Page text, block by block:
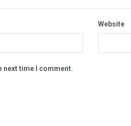
Website
next time I comment.